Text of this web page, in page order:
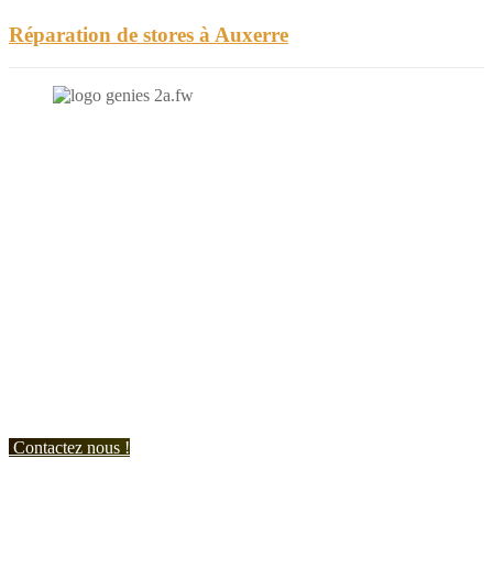
Réparation de stores à Auxerre
Contactez nous !